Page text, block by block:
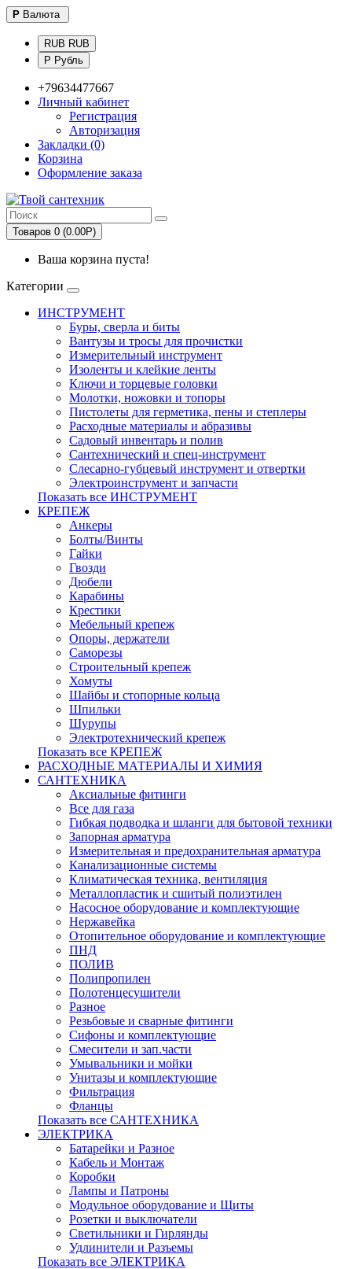
Р Валюта
RUB RUB
Р Рубль
+79634477667
Личный кабинет
Регистрация
Авторизация
Закладки (0)
Корзина
Оформление заказа
Товаров 0 (0.00Р)
Ваша корзина пуста!
Категории
ИНСТРУМЕНТ
Буры, сверла и биты
Вантузы и тросы для прочистки
Измерительный инструмент
Изоленты и клейкие ленты
Ключи и торцевые головки
Молотки, ножовки и топоры
Пистолеты для герметика, пены и степлеры
Расходные материалы и абразивы
Садовый инвентарь и полив
Сантехнический и спец-инструмент
Слесарно-губцевый инструмент и отвертки
Электроинструмент и запчасти
Показать все ИНСТРУМЕНТ
КРЕПЕЖ
Анкеры
Болты/Винты
Гайки
Гвозди
Дюбели
Карабины
Крестики
Мебельный крепеж
Опоры, держатели
Саморезы
Строительный крепеж
Хомуты
Шайбы и стопорные кольца
Шпильки
Шурупы
Электротехнический крепеж
Показать все КРЕПЕЖ
РАСХОДНЫЕ МАТЕРИАЛЫ И ХИМИЯ
САНТЕХНИКА
Аксиальные фитинги
Все для газа
Гибкая подводка и шланги для бытовой техники
Запорная арматура
Измерительная и предохранительная арматура
Канализационные системы
Климатическая техника, вентиляция
Металлопластик и сшитый полиэтилен
Насосное оборудование и комплектующие
Нержавейка
Отопительное оборудование и комплектующие
ПНД
ПОЛИВ
Полипропилен
Полотенцесушители
Разное
Резьбовые и сварные фитинги
Сифоны и комплектующие
Смесители и зап.части
Умывальники и мойки
Унитазы и комплектующие
Фильтрация
Фланцы
Показать все САНТЕХНИКА
ЭЛЕКТРИКА
Батарейки и Разное
Кабель и Монтаж
Коробки
Лампы и Патроны
Модульное оборудование и Щиты
Розетки и выключатели
Светильники и Гирлянды
Удлинители и Разъемы
Показать все ЭЛЕКТРИКА